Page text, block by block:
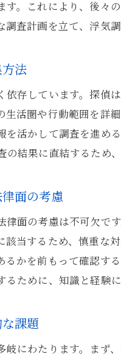
依頼者の視点か
駒込駅周辺の浮気調
地元の地理情報
浮気調査に役立
探偵が依頼者か
駒込駅エリアに
浮気調査の成功
探偵が解説する駒込
駒込駅周辺特有
プライバシーを
。これにより、後々
査計画を立て、浮気
法
存しています。探偵
活圏や行動範囲を詳
活かして調査を進め
結果に直結するため
面の考慮
面の考慮は不可欠で
当するため、慎重な
るかを前もって確認す
ために、知識と経験
課題
にわたります。まず